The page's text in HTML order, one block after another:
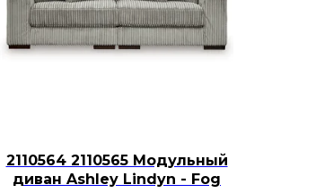
1930 мм.
2110564 2110565 Модульный
диван Ashley Lindyn - Fog